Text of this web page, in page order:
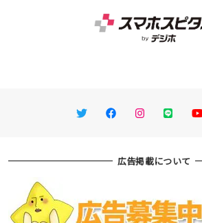
TwitterFacebookInstagram
LINE
広告掲載について